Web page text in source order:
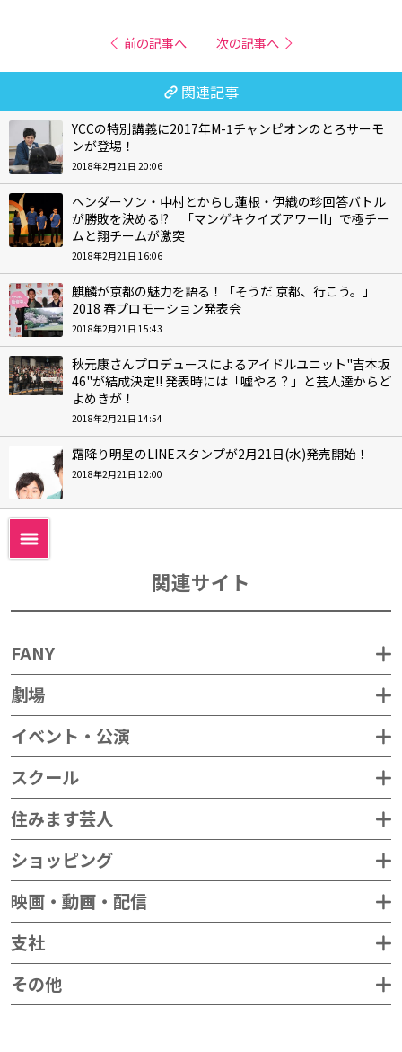
前の記事へ 次の記事へ
関連記事
YCCの特別講義に2017年M-1チャンピオンのとろサーモ
ンが登場！
2018年2月21日 20:06
ヘンダーソン・中村とからし蓮根・伊織の珍回答バトル
が勝敗を決める!? 「マンゲキクイズアワーII」で極チー
ムと翔チームが激突
2018年2月21日 16:06
麒麟が京都の魅力を語る！「そうだ 京都、行こう。」
2018 春プロモーション発表会
2018年2月21日 15:43
秋元康さんプロデュースによるアイドルユニット"吉本坂
46"が結成決定!! 発表時には「嘘やろ？」と芸人達からど
よめきが！
2018年2月21日 14:54
霜降り明星のLINEスタンプが2月21日(水)発売開始！
2018年2月21日 12:00
関連サイト
FANY
劇場
イベント・公演
スクール
住みます芸人
ショッピング
映画・動画・配信
支社
その他